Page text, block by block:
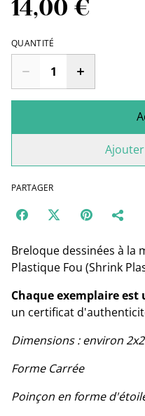
14,00 €
QUANTITÉ
PARTAGER
Breloque dessinées à la
Plastique Fou (Shrink
Chaque exemplaire est
un certificat
Dimensions : environ
Forme Carrée
Poinçon en forme